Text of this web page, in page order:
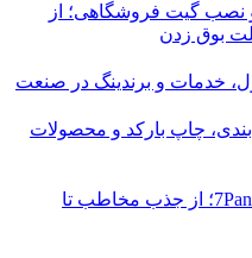
نصب گیت فروشگاهی؛ از
بوق زدن
خدمات و برندینگ در صنعت
چاپ بارکد و محصولات
خدمات شبکه‌های اجتماعی 7Panel؛ از جذب مخاطب تا